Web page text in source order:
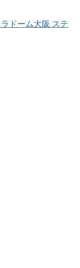
ドーム大阪 ステ